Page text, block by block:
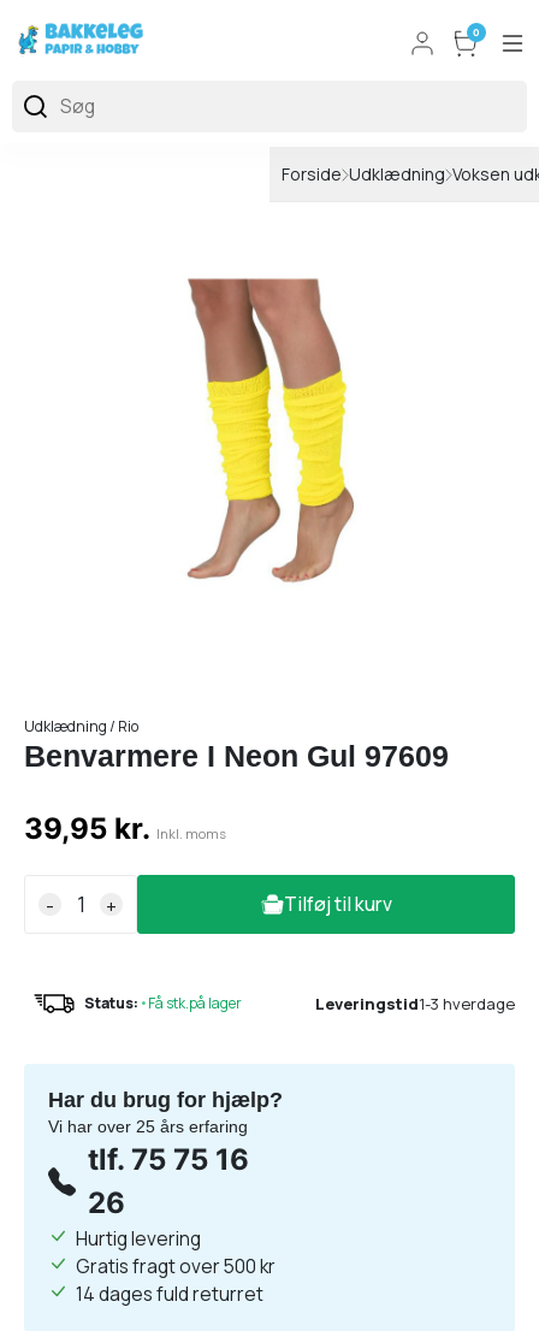
0
Forside Udklædning Voksen
Udklædning / Rio
Benvarmere I Neon Gul 97609
39,95 kr. Inkl. moms
- + Tilføj til kurv
Status: •Få stk.på lager Leveringstid1-3 hverdage
Har du brug for hjælp?
Vi har over 25 års erfaring
tlf. 75 75 16
26
Hurtig levering
Gratis fragt over 500 kr
14 dages fuld returret